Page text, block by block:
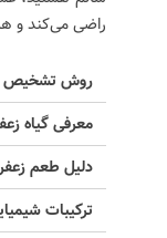
راضی می‌کند و
روش تشخیص
معرفی گیاه
دلیل طعم
ترکیبات